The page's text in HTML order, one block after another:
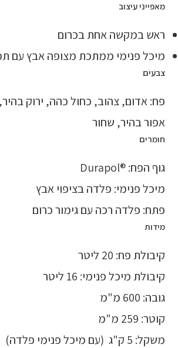
מאפייני עיצוב
ראש במקשה אחת בכרום
מיכל פנימי ממתכת מצופה אבץ עם
צבעים
פח: אדום, צהוב, כחול כהה, ירוק
אפור בהיר, שחור
חומרים
גוף הפח: ®Durapol
מיכל פנימי: פלדה בציפוי אבץ
פתח: פלדה רכה עם גימור כרום
מידות
קיבולת פח: 20 ליטר
קיבולת מיכל פנימי: 16 ליטר
גובה: 600 מ"מ
קוטר: 259 מ"מ
משקל: 5 ק"ג (עם מיכל פנימי פלדה)